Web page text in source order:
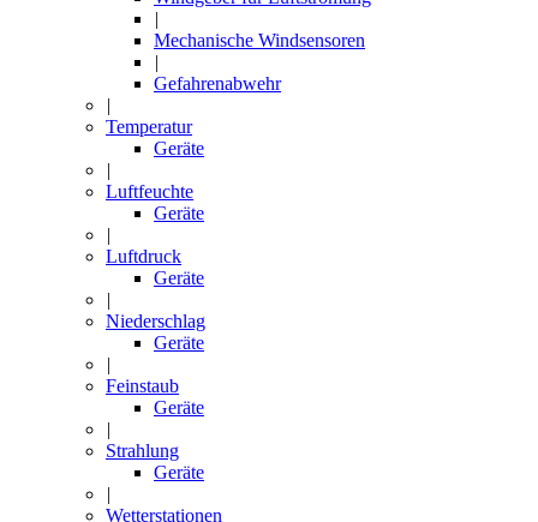
|
Mechanische Windsensoren
|
Gefahrenabwehr
|
Temperatur
Geräte
|
Luftfeuchte
Geräte
|
Luftdruck
Geräte
|
Niederschlag
Geräte
|
Feinstaub
Geräte
|
Strahlung
Geräte
|
Wetterstationen